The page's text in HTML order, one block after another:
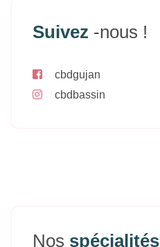
Suivez -nous !
cbdgujan
cbdbassin
Nos spécialités